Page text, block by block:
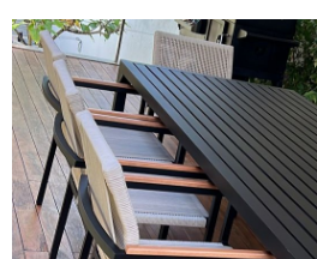
Chaise/Concha
Conjunto de Sofá
Conjuntos de Mesa
Conjuntos de Mesa
Retangular
Espreguiçadeiras
Ombrelones